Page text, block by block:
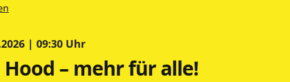
| 09:30 Uhr
Hood – mehr für alle!